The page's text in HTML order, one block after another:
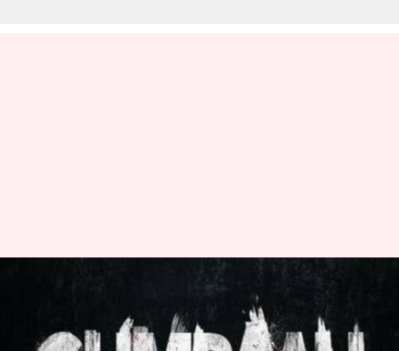
बॉक्स ऑफिस: दर्शक जुटाने में
'गुमराह' हुई नाकाम, चौथे दिन इतने
सिमट गई कमाई